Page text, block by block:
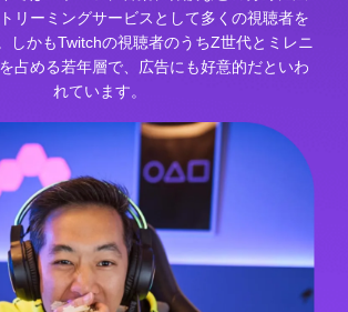
リーミングサービスとして多くの視聴者を
しかもTwitchの視聴者のうちZ世代とミレニ
占める若年層で、広告にも好意的だといわ
れています。